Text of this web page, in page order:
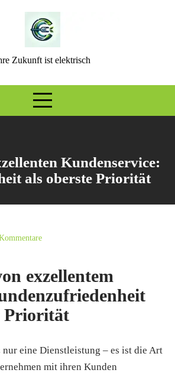
Zukunft ist elektrisch
Kundenservice:
als oberste Priorität
exzellentem
Priorität
nur eine Dienstleistung – es ist die Art
mit ihren Kunden